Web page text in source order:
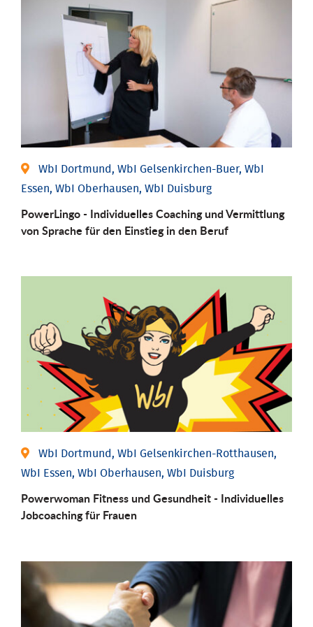
WbI Dortmund, WbI Gelsenkirchen-Buer, WbI
Essen, WbI Oberhausen, WbI Duisburg
PowerLingo - Individuelles Coaching und Vermittlung
von Sprache für den Einstieg in den Beruf
WbI Dortmund, WbI Gelsenkirchen-Rotthausen,
WbI Essen, WbI Oberhausen, WbI Duisburg
Powerwoman Fitness und Gesund­heit - Individu­elles
Job­coaching für Frauen